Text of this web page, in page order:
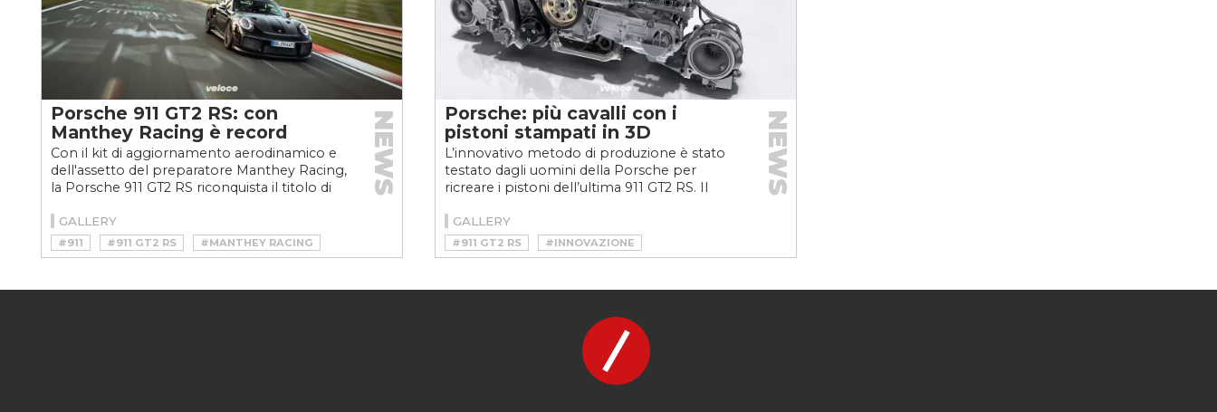
Porsche 911 GT2 RS: con
Manthey Racing è record
Con il kit di aggiornamento aerodinamico e
dell'assetto del preparatore Manthey Racing,
la Porsche 911 GT2 RS riconquista il titolo di
NEWS
GALLERY
#911 #911 GT2 RS
#MANTHEY RACING
#NORDSCHLEIFE
#NÜRBURGRING
Porsche: più cavalli con i
pistoni stampati in 3D
L’innovativo metodo di produzione è stato
testato dagli uomini della Porsche per
ricreare i pistoni dell’ultima 911 GT2 RS. Il
NEWS
GALLERY
#911 GT2 RS
#INNOVAZIONE
#PORSCHE
#PORSCHE 911 GT2